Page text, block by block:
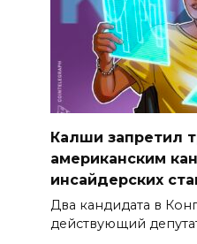
Калши запретил
американским
инсайдерских
Два кандидата в
действующий